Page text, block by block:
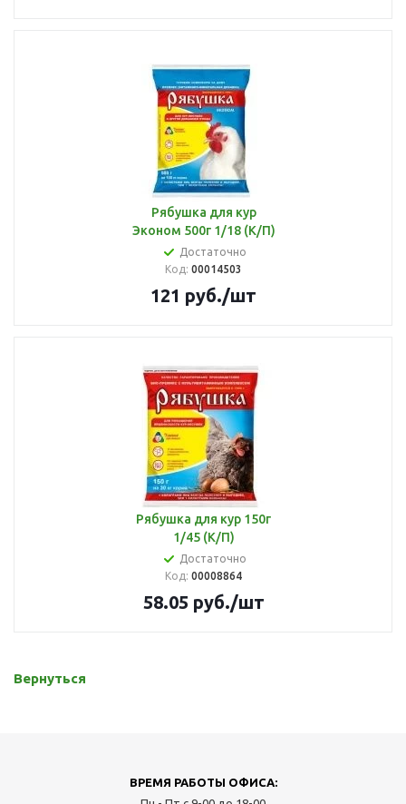
Рябушка для кур
Эконом 500г 1/18 (К/П)
Достаточно
Код: 00014503
121 руб./шт
Рябушка для кур 150г
1/45 (К/П)
Достаточно
Код: 00008864
58.05 руб./шт
Вернуться
ВРЕМЯ РАБОТЫ ОФИСА: